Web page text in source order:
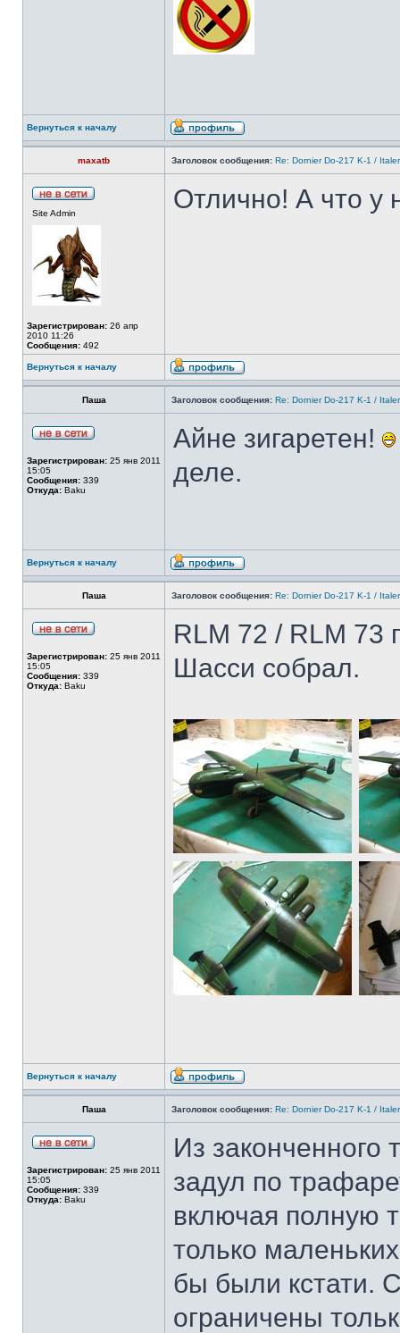
Вернуться к началу
maxatb Заголовок сообщения: Re: Dornier Do-217 K-1 /
Site Admin
Зарегистрирован: 26 апр
2010 11:26
Сообщения: 492
Отлично! А что у
Вернуться к началу
Паша Заголовок сообщения: Re: Dornier Do-217 K-1 /
Зарегистрирован: 25 янв 2011
15:05
Сообщения: 339
Откуда: Baku
Айне зигаретен!
деле.
Вернуться к началу
Паша Заголовок сообщения: Re: Dornier Do-217 K-1 /
Зарегистрирован: 25 янв 2011
15:05
Сообщения: 339
Откуда: Baku
RLM 72 / RLM
Шасси собрал.
Вернуться к началу
Паша Заголовок сообщения: Re: Dornier Do-217 K-1 /
Зарегистрирован: 25 янв 2011
15:05
Сообщения: 339
Откуда: Baku
Из законченного
задул по
включая полную
только
бы были кстати.
ограничены